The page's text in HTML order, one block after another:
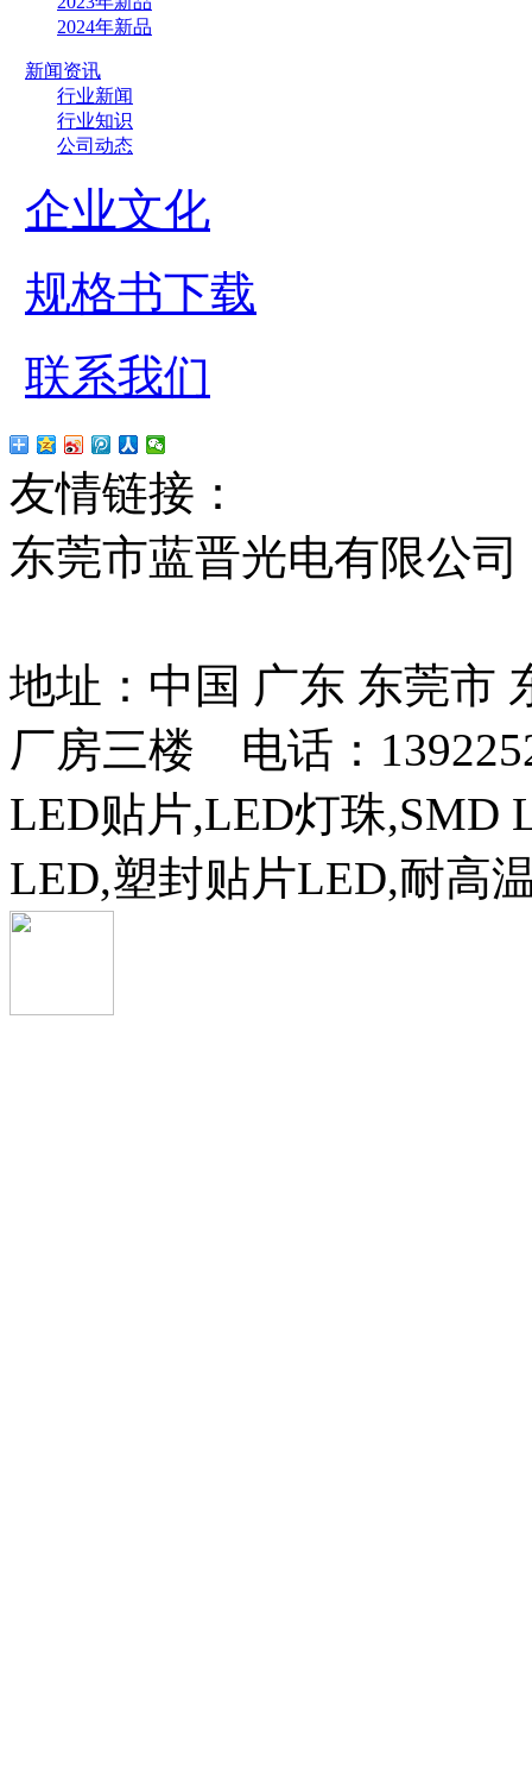
2024年新品
新闻资讯
行业新闻
行业知识
公司动态
企业文化
规格书下载
联系我们
友情链接：
东莞市蓝晋光电有限公
地址：中国 广东 东莞市
厂房三楼 电话：
LED贴片,LED灯珠,SMD
LED,塑封贴片LED,耐